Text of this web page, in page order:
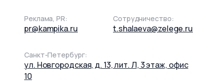
Реклама, PR:
pr@kampika.ru
Сотрудничество:
t.shalaeva@zelege.ru
Санкт-Петербург:
ул. Новгородская, д. 13, лит. Л, 3 этаж, офис
10